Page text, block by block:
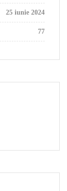
25 iunie 2024
77